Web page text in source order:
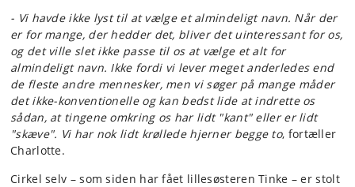
- Vi havde ikke lyst til at vælge et almindeligt navn. Når der
er for mange, der hedder det, bliver det uinteressant for os,
og det ville slet ikke passe til os at vælge et alt for
almindeligt navn. Ikke fordi vi lever meget anderledes end
de fleste andre mennesker, men vi søger på mange måder
det ikke-konventionelle og kan bedst lide at indrette os
sådan, at tingene omkring os har lidt "kant" eller er lidt
"skæve". Vi har nok lidt krøllede hjerner begge to, fortæller
Charlotte.
Cirkel selv – som siden har fået lillesøsteren Tinke – er stolt